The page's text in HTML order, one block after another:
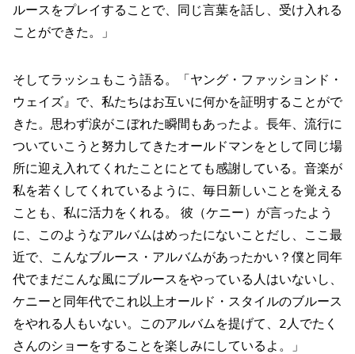
ルースをプレイすることで、同じ言葉を話し、受け入れる
ことができた。」
そしてラッシュもこう語る。「ヤング・ファッションド・
ウェイズ』で、私たちはお互いに何かを証明することがで
きた。思わず涙がこぼれた瞬間もあったよ。長年、流行に
ついていこうと努力してきたオールドマンをとして同じ場
所に迎え入れてくれたことにとても感謝している。音楽が
私を若くしてくれているように、毎日新しいことを覚える
ことも、私に活力をくれる。 彼（ケニー）が言ったよう
に、このようなアルバムはめったにないことだし、ここ最
近で、こんなブルース・アルバムがあったかい？僕と同年
代でまだこんな風にブルースをやっている人はいないし、
ケニーと同年代でこれ以上オールド・スタイルのブルース
をやれる人もいない。このアルバムを提げて、2人でたく
さんのショーをすることを楽しみにしているよ。」